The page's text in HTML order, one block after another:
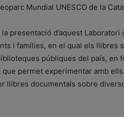
Mundial UNESCO de la
presentació d’aquest
i famílies, en el qual els llibres
públiques del país, en
que permet experimentar amb
llibres documentals sobre